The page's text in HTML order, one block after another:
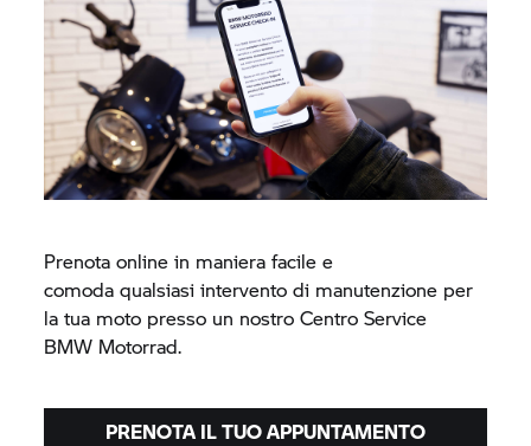
Prenota online in maniera facile e
comoda qualsiasi intervento di manutenzione per
la tua moto presso un nostro Centro Service
BMW Motorrad.
PRENOTA IL TUO APPUNTAMENTO